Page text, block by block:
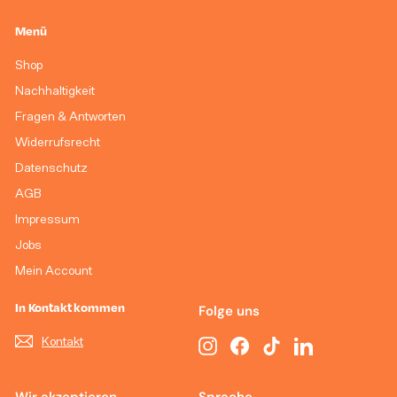
e
i
i
s
Menü
Shop
Nachhaltigkeit
Fragen & Antworten
Widerrufsrecht
Datenschutz
AGB
Impressum
Jobs
Mein Account
In Kontakt kommen
Kontakt
Folge uns
InstagramFacebookTikTokLinkedIn